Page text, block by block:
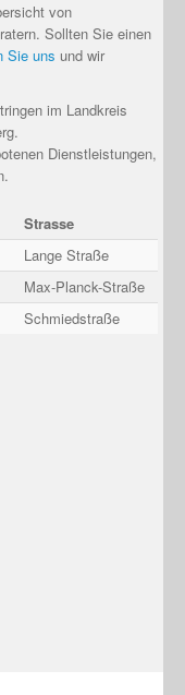
von
Sollten Sie einen
Sie uns und wir
im Landkreis
Dienstleistungen,
Strasse
Lange Straße
Max-Planck-Straße
Schmiedstraße